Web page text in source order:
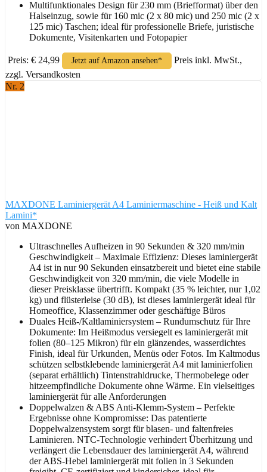
Multifunktionales Design für 230 mm (Briefformat) über den
Halseinzug, sowie für 160 mic (2 x 80 mic) und 250 mic (2 x
125 mic) Taschen; ideal für professionelle Briefe, juristische
Dokumente, Visitenkarten und Fotopapier
Preis: € 24,99 Jetzt auf Amazon ansehen*
Preis inkl. MwSt.,
zzgl. Versandkosten
Nr. 2
MAXDONE Laminiergerät A4 Laminiermaschine - Heiß und Kalt
Lamini*
von MAXDONE
Ultraschnelles Aufheizen in 90 Sekunden & 320 mm/min
Geschwindigkeit – Maximale Effizienz: Dieses laminiergerät
A4 ist in nur 90 Sekunden einsatzbereit und bietet eine stabile
Geschwindigkeit von 320 mm/min, die viele Modelle in
dieser Preisklasse übertrifft. Kompakt (35 % leichter, nur 1,02
kg) und flüsterleise (30 dB), ist dieses laminiergerät ideal für
Homeoffice, Klassenzimmer oder geschäftige Büros
Duales Heiß-/Kaltlaminiersystem – Rundumschutz für Ihre
Dokumente: Im Heißmodus versiegelt es laminiergerät mit
folien (80–125 Mikron) für ein glänzendes, wasserdichtes
Finish, ideal für Urkunden, Menüs oder Fotos. Im Kaltmodus
schützen selbstklebende laminiergerät A4 mit laminierfolien
(separat erhältlich) Tintenstrahldrucke, Thermobelege oder
hitzeempfindliche Dokumente ohne Wärme. Ein vielseitiges
laminiergerät für alle Anforderungen
Doppelwalzen & ABS Anti-Klemm-System – Perfekte
Ergebnisse ohne Kompromisse: Das patentierte
Doppelwalzensystem sorgt für blasen- und faltenfreies
Laminieren. NTC-Technologie verhindert Überhitzung und
verlängert die Lebensdauer des laminiergerät A4, während
der ABS-Hebel laminiergerät mit folien in 3 Sekunden